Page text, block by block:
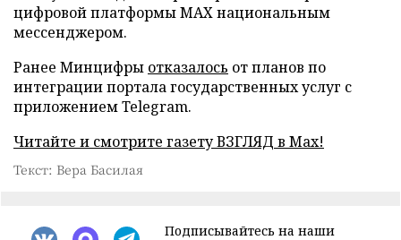
цифровой платформы MAX национальным
мессенджером.
Ранее Минцифры отказалось от планов по
интеграции портала государственных услуг с
приложением Telegram.
Читайте и смотрите газету ВЗГЛЯД в Max!
Текст: Вера Басилая
Подписывайтесь на наши